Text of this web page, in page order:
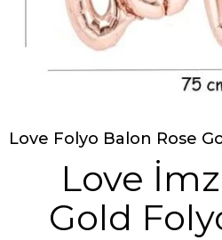
Love Folyo Balon Rose
Love
Gold